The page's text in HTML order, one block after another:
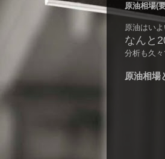
原油相場(
原油はい
なんと
分析も久々
原油相場